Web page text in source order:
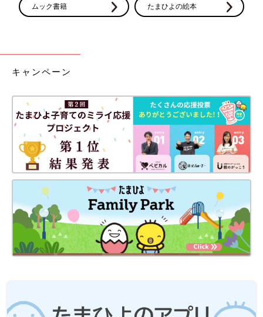
ムック書籍 たまひよの絵本
キャンペーン